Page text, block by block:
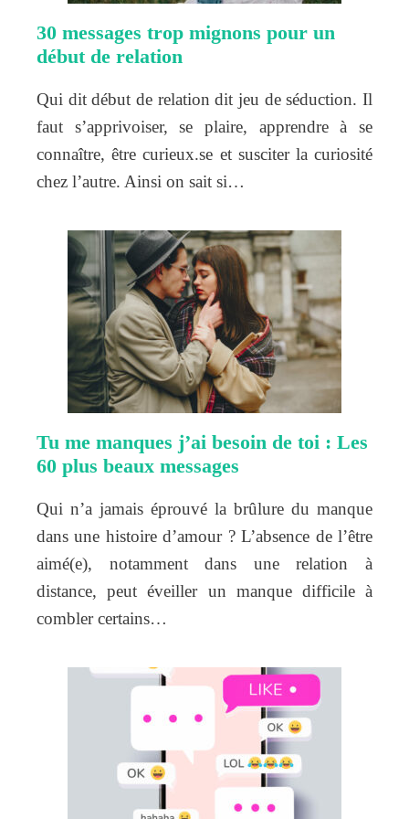
30 messages trop mignons pour un
début de relation
Qui dit début de relation dit jeu de séduction. Il
faut s’apprivoiser, se plaire, apprendre à se
connaître, être curieux.se et susciter la curiosité
chez l’autre. Ainsi on sait si…
Tu me manques j’ai besoin de toi : Les
60 plus beaux messages
Qui n’a jamais éprouvé la brûlure du manque
dans une histoire d’amour ? L’absence de l’être
aimé(e), notamment dans une relation à
distance, peut éveiller un manque difficile à
combler certains…